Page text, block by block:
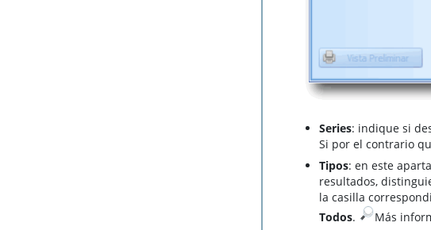
Series: indique si
Si por el contrario
Tipos: en este
resultados,
la casilla
Todos. ​Más